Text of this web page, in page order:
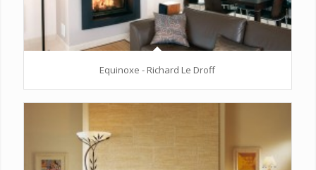
Equinoxe - Richard Le Droff